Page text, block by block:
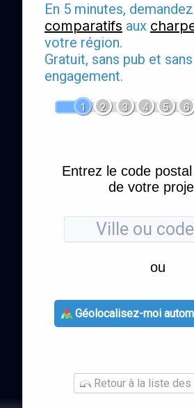
En 5 minutes, demandez
comparatifs aux
votre région.
Gratuit, sans pub et sans
engagement.
1 2 3 4 5 6
Entrez le code
de votre
ou
Géolocalisez-moi
Retour à la liste